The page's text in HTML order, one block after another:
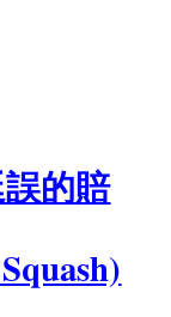
的賠